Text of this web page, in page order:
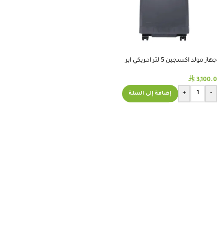
جهاز مولد اكسجين 5 لتر امريكي اير
⃁ 3,100.0
-
+ إضافة إلى السلة